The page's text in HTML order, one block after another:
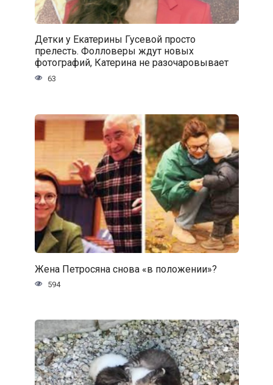
Детки у Екатерины Гусевой просто
прелесть. Фолловеры ждут новых
фотографий, Катерина не разочаровывает
63
Жена Петросяна снова «в положении»?
594